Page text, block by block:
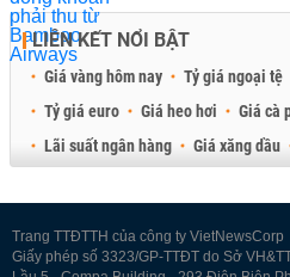
LIÊN KẾT NỔI BẬT
Giá vàng hôm nay Tỷ giá ngoại tệ
Tỷ giá euro
Giá heo hơi Giá cà
Lãi suất ngân hàng
Giá xăng dầu
Trang TTĐTTH của công ty VietNewsCorp
Giấy phép số 3323/GP-TTĐT do Sở